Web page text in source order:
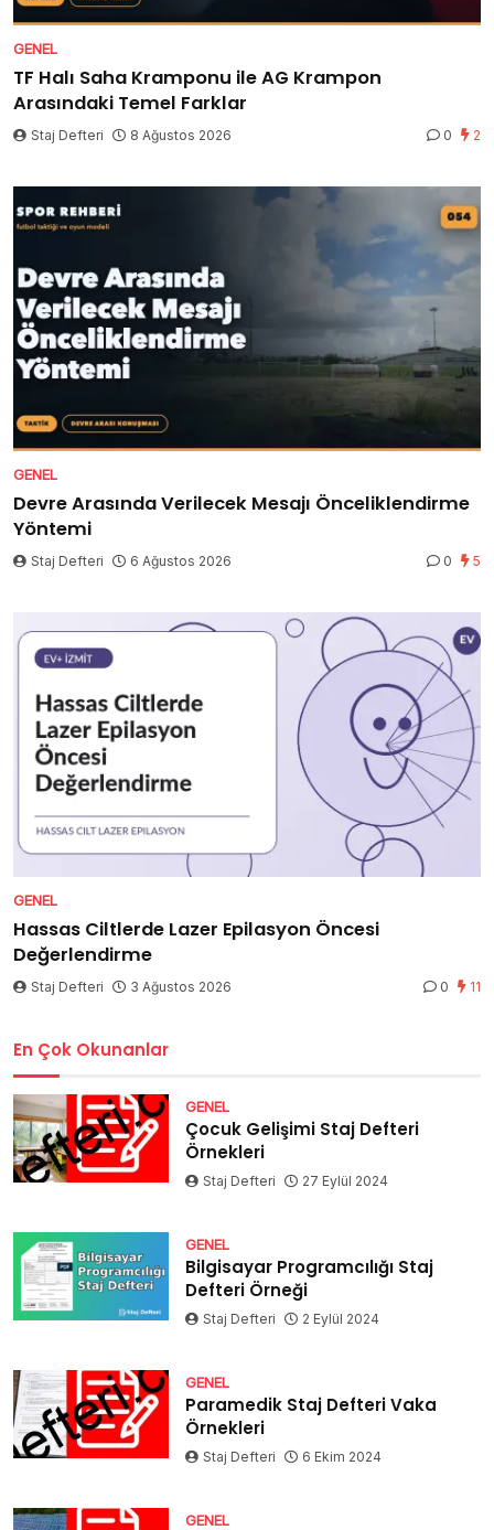
GENEL
TF Halı Saha Kramponu ile AG Krampon
Arasındaki Temel Farklar
Staj Defteri 8 Ağustos 2026 0 2
GENEL
Devre Arasında Verilecek Mesajı Önceliklendirme
Yöntemi
Staj Defteri 6 Ağustos 2026 0 5
GENEL
Hassas Ciltlerde Lazer Epilasyon Öncesi
Değerlendirme
Staj Defteri 3 Ağustos 2026 0 11
En Çok Okunanlar
GENEL
Çocuk Gelişimi Staj Defteri
Örnekleri
Staj Defteri 27 Eylül 2024
GENEL
Bilgisayar Programcılığı Staj
Defteri Örneği
Staj Defteri 2 Eylül 2024
GENEL
Paramedik Staj Defteri Vaka
Örnekleri
Staj Defteri 6 Ekim 2024
GENEL